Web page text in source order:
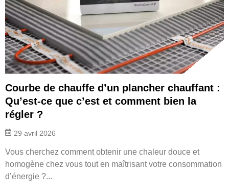
Courbe de chauffe d’un plancher chauffant :
Qu’est-ce que c’est et comment bien la
régler ?
29 avril 2026
Vous cherchez comment obtenir une chaleur douce et
homogène chez vous tout en maîtrisant votre consommation
d’énergie ?...